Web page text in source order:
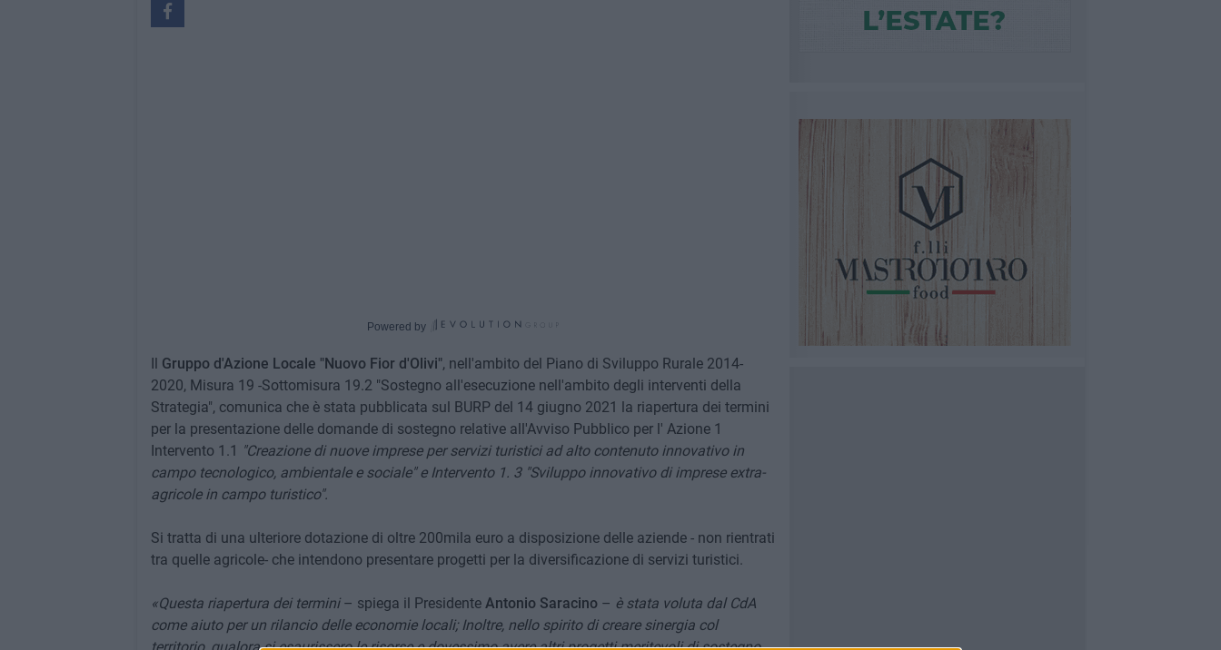
Powered by
Il Gruppo d'Azione Locale "Nuovo Fior d'Olivi", nell'ambito del Piano di Sviluppo Rurale 2014-
2020, Misura 19 -Sottomisura 19.2 "Sostegno all'esecuzione nell'ambito degli interventi della
Strategia", comunica che è stata pubblicata sul BURP del 14 giugno 2021 la riapertura dei termini
per la presentazione delle domande di sostegno relative all'Avviso Pubblico per l' Azione 1
Intervento 1.1 "Creazione di nuove imprese per servizi turistici ad alto contenuto innovativo in
campo tecnologico, ambientale e sociale" e Intervento 1. 3 "Sviluppo innovativo di imprese extra-
agricole in campo turistico".
Si tratta di una ulteriore dotazione di oltre 200mila euro a disposizione delle aziende - non rientrati
tra quelle agricole- che intendono presentare progetti per la diversificazione di servizi turistici.
«Questa riapertura dei termini – spiega il Presidente Antonio Saracino – è stata voluta dal CdA
come aiuto per un rilancio delle economie locali; Inoltre, nello spirito di creare sinergia col